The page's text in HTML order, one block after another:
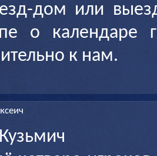
дом или
о календаре
к нам.